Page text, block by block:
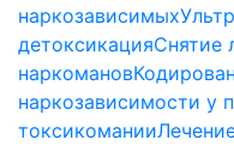
наркозависимых
детоксикацияСнятие
наркоманов
наркозависимости у
токсикомании